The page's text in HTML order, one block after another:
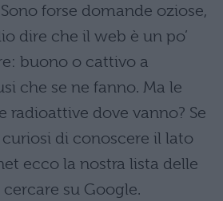
Sono forse domande oziose,
dire che il web è un po’
buono o cattivo a
che se ne fanno. Ma le
radioattive dove vanno? Se
di conoscere il lato
ecco la nostra lista delle
su Google.